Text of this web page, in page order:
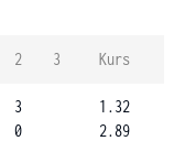
2 3 Kurs
3
0
1.32
2.89